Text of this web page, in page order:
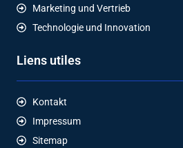
Marketing und Vertrieb
Technologie und Innovation
Liens utiles
Kontakt
Impressum
Sitemap